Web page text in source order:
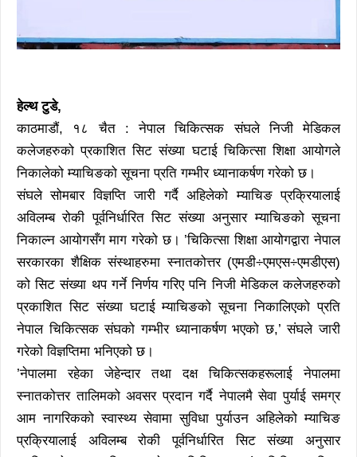
हेल्थ टुडे,
काठमाडौं, १८ चैत : नेपाल चिकित्सक संघले निजी मेडिकल
कलेजहरुको प्रकाशित सिट संख्या घटाई चिकित्सा शिक्षा आयोगले
निकालेको म्याचिङको सूचना प्रति गम्भीर ध्यानाकर्षण गरेको छ।
संघले सोमबार विज्ञप्ति जारी गर्दै अहिलेको म्याचिङ प्रक्रियालाई
अविलम्ब रोकी पूर्वनिर्धारित सिट संख्या अनुसार म्याचिङको सूचना
निकाल्न आयोगसँग माग गरेको छ। ’चिकित्सा शिक्षा आयोगद्वारा नेपाल
सरकारका शैक्षिक संस्थाहरुमा स्नातकोत्तर (एमडी÷एमएस÷एमडीएस)
को सिट संख्या थप गर्ने निर्णय गरिए पनि निजी मेडिकल कलेजहरुको
प्रकाशित सिट संख्या घटाई म्याचिङको सूचना निकालिएको प्रति
नेपाल चिकित्सक संघको गम्भीर ध्यानाकर्षण भएको छ,’ संघले जारी
गरेको विज्ञप्तिमा भनिएको छ।
’नेपालमा रहेका जेहेन्दार तथा दक्ष चिकित्सकहरूलाई नेपालमा
स्नातकोत्तर तालिमको अवसर प्रदान गर्दै नेपालमै सेवा पुर्याई समग्र
आम नागरिकको स्वास्थ्य सेवामा सुविधा पुर्याउन अहिलेको म्याचिङ
प्रक्रियालाई अविलम्ब रोकी पूर्वनिर्धारित सिट संख्या अनुसार